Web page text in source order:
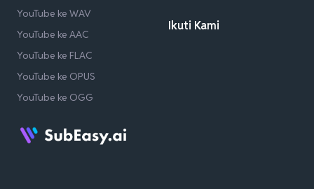
YouTube ke WAV
YouTube ke AAC
YouTube ke FLAC
YouTube ke OPUS
YouTube ke OGG
Ikuti Kami